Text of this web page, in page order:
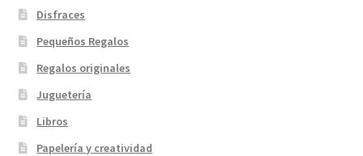
Disfraces
Pequeños Regalos
Regalos originales
Juguetería
Libros
Papelería y creatividad